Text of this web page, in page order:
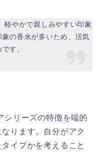
軽やかで親しみやすい印象
の香水が多いため、活気
す。
シリーズの特徴を端的
ります。自分がアク
イプかを考えること